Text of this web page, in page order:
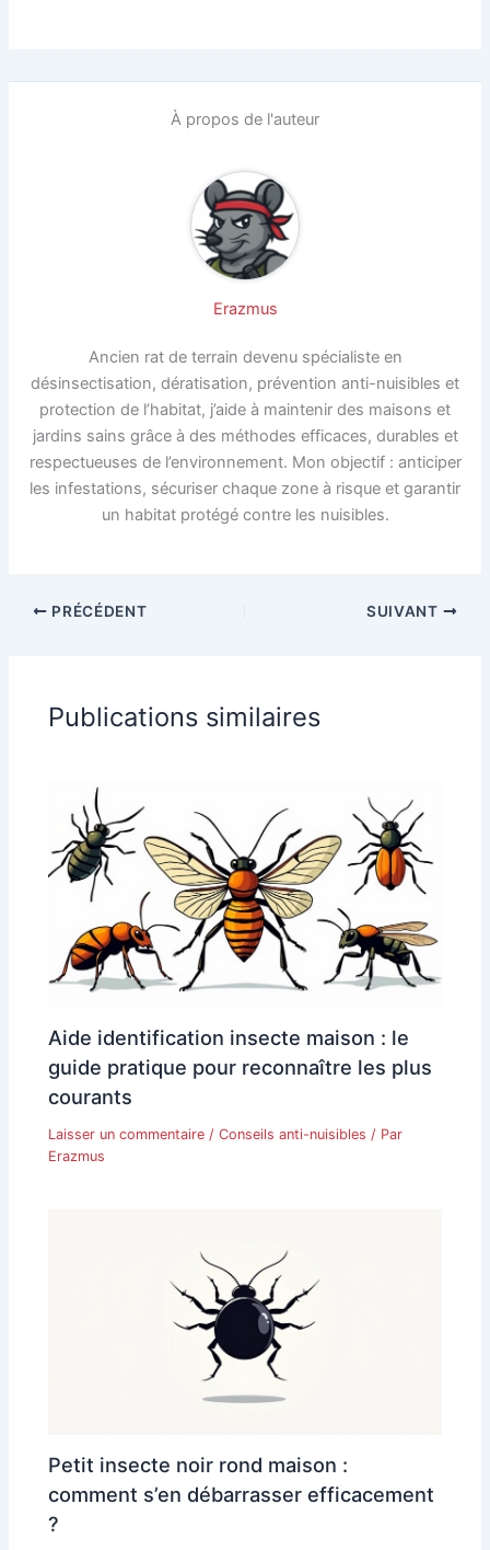
À propos de l'auteur
Erazmus
Ancien rat de terrain devenu spécialiste en
désinsectisation, dératisation, prévention anti-nuisibles et
protection de l’habitat, j’aide à maintenir des maisons et
jardins sains grâce à des méthodes efficaces, durables et
respectueuses de l’environnement. Mon objectif : anticiper
les infestations, sécuriser chaque zone à risque et garantir
un habitat protégé contre les nuisibles.
PRÉCÉDENT SUIVANT
Publications similaires
Aide identification insecte maison : le
guide pratique pour reconnaître les plus
courants
Laisser un commentaire /Conseils anti-nuisibles / Par
Erazmus
Petit insecte noir rond maison :
comment s’en débarrasser efficacement
?